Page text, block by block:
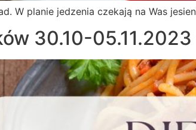
W planie jedzenia czekają na Was
30.10-